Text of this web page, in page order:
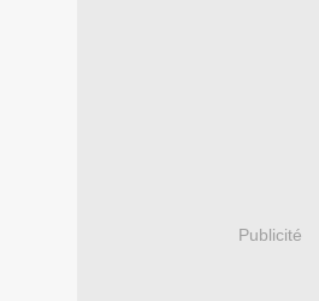
Publicité